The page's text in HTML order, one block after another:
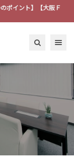
ポイント】【大阪Ｆ
Toggle